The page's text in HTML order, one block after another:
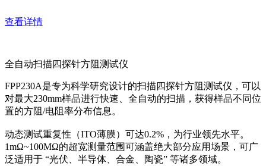
查看详情
全自动扫描四探针方阻测试仪
FPP230A是专为科学研究设计的扫描四探针方阻测试仪，可以
对最大230mm样品进行快速、全自动的扫描，获得样品不同位
置的方阻/电阻率分布信息。
动态测试重复性（ITO薄膜）可达0.2%，为行业领先水平。
1mΩ~100MΩ的超宽测量范围可涵盖绝大部分应用场景，可广
泛适用于 “光伏、半导体、合金、陶瓷” 等诸多领域。